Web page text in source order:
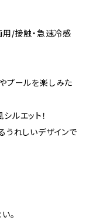
/接触・急速冷感
プールを楽しみた
ルエット！
うれしいデザインで
。